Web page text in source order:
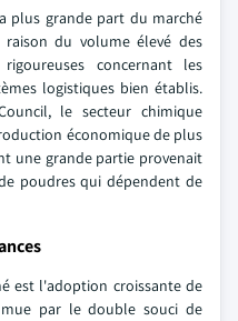
plus grande part du marché
du volume élevé des
concernant les
logistiques bien établis.
le secteur chimique
économique de plus
une grande partie provenait
poudres qui dépendent de
est l'adoption croissante de
par le double souci de